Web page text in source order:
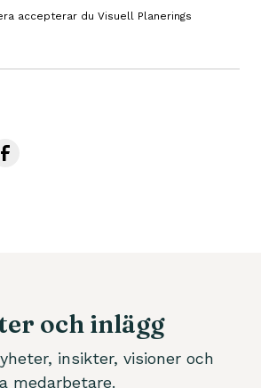
accepterar du Visuell Planerings
och inlägg
insikter, visioner och
medarbetare.